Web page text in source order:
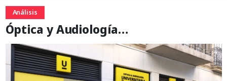
Análisis
Óptica y Audiología…